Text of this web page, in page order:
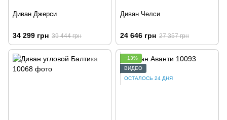
Диван Джерси
34 299 грн 39 444 грн
Диван Челси
24 646 грн 27 357 грн
−13%
ВИДЕО
ОСТАЛОСЬ 24 ДНЯ